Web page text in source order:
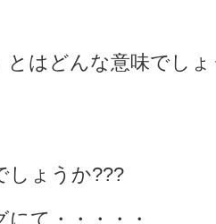
とはどんな意味でしょ
しょうか???
て・・・・・